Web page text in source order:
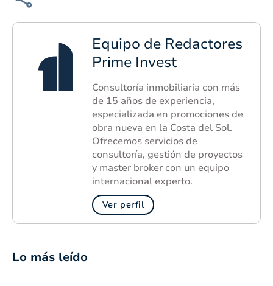
Equipo de Redactores
Prime Invest
Consultoría inmobiliaria con más
de 15 años de experiencia,
especializada en promociones de
obra nueva en la Costa del Sol.
Ofrecemos servicios de
consultoría, gestión de proyectos
y master broker con un equipo
internacional experto.
Ver perfil
Lo más leído